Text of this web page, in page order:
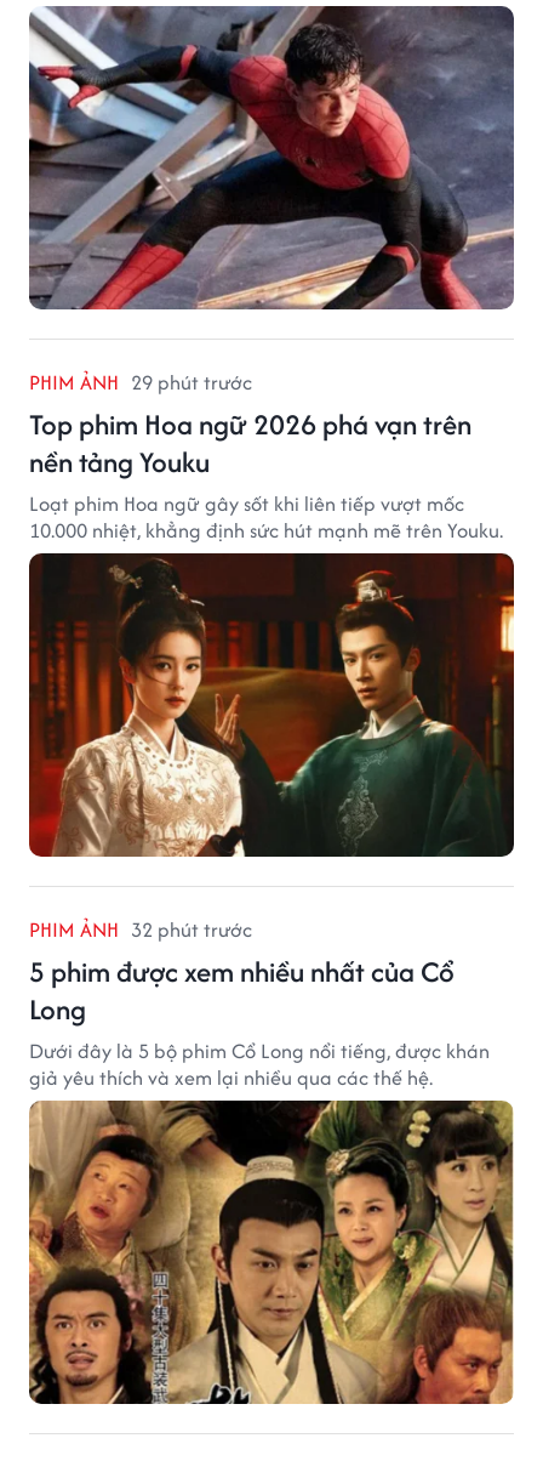
PHIM ẢNH 29 phút trước
Top phim Hoa ngữ 2026 phá vạn trên
nền tảng Youku
Loạt phim Hoa ngữ gây sốt khi liên tiếp vượt mốc
10.000 nhiệt, khẳng định sức hút mạnh mẽ trên Youku.
PHIM ẢNH 32 phút trước
5 phim được xem nhiều nhất của Cổ
Long
Dưới đây là 5 bộ phim Cổ Long nổi tiếng, được khán
giả yêu thích và xem lại nhiều qua các thế hệ.